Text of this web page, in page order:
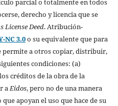
parcial o totalmente en todos
derecho y licencia que se
License Deed. Atribución-
NC 3.0o su equivalente que para
permite a otros copiar, distribuir,
condiciones: (a)
créditos de la obra de la
aEidos, pero no de una manera
apoyan el uso que hace de su